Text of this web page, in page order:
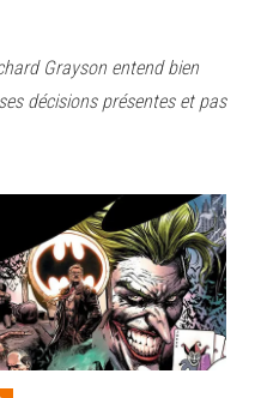
Grayson entend bien
décisions présentes et pas